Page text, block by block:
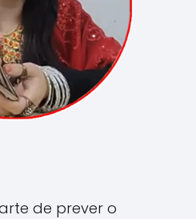
de prever o